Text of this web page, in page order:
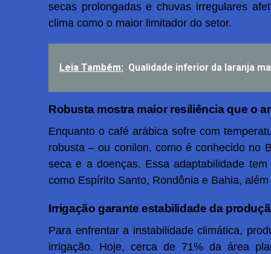
secas prolongadas e chuvas irregulares
clima como o maior limitador do setor.
Leia Também: Qualidade inferior da laranja
Robusta mostra maior resiliência que o
Enquanto o café arábica sofre com
robusta – ou conilon, como é conhecido no
seca e a doenças. Essa adaptabilidade
como Espírito Santo, Rondônia e Bahia,
Irrigação garante estabilidade da
Para enfrentar a instabilidade climática,
irrigação. Hoje, cerca de 71% da área